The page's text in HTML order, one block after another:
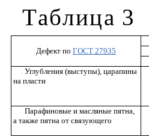
Таблица 3
Дефект по ГОСТ 27935
Углубления(выступы), царапины
на пласти
Парафиновые и масляные пятна
а также пятна от связующего